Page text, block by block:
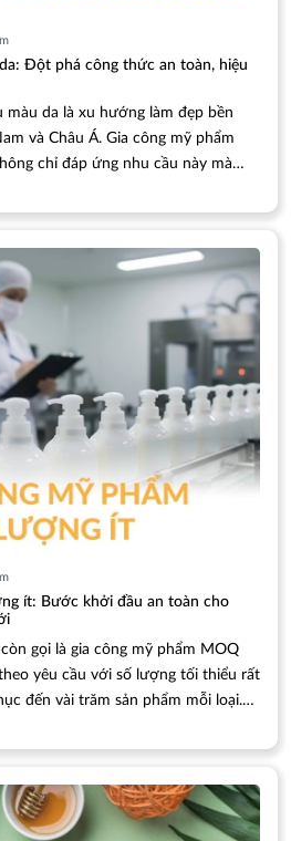
Đột phá công thức an toàn, hiệu
màu da là xu hướng làm đẹp bền
và Châu Á. Gia công mỹ phẩm
chỉ đáp ứng nhu cầu này mà
ít: Bước khởi đầu an toàn cho
gọi là gia công mỹ phẩm MOQ
yêu cầu với số lượng tối thiểu rất
đến vài trăm sản phẩm mỗi loại.
đến sự linh hoạt tuyệt đối. Cho
cần cam kết số lượng lớn.